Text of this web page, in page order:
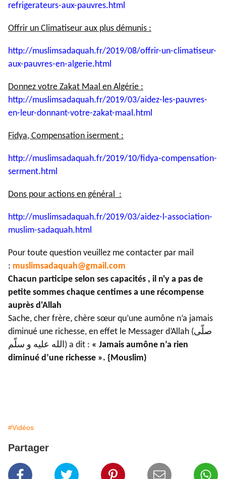
refrigerateurs-aux-pauvres.html
Offrir un Climatiseur aux plus démunis :
http://muslimsadaquah.fr/2019/08/offrir-un-climatiseur-
aux-pauvres-en-algerie.html
Donnez votre Zakat Maal en Algérie :
http://muslimsadaquah.fr/2019/03/aidez-les-pauvres-
en-leur-donnant-votre-zakat-maal.html
Fidya, Compensation iserment :
http://muslimsadaquah.fr/2019/10/fidya-compensation-
serment.html
Dons pour actions en général :
http://muslimsadaquah.fr/2019/03/aidez-l-association-
muslim-sadaquah.html
Pour toute question veuillez me contacter par mail
: muslimsadaquah@gmail.com
Chacun participe selon ses capacités , il n'y a pas de
petite sommes chaque centimes a une récompense
auprès d'Allah
Sache, cher frère, chère sœur qu’une aumône n’a jamais
diminué une richesse, en effet le Messager d’Allah (صلّى
الله عليه و سلّم) a dit : « Jamais aumône n’a rien
diminué d’une richesse ». {Mouslim)
#Vidéos
Partager